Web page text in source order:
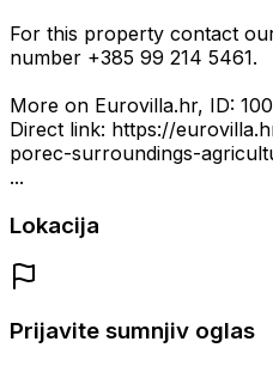
For this property contact
number +385 99 214 5461.
More on Eurovilla.hr, ID:
Direct link: https://
porec-surroundings-
...
Lokacija
Prijavite sumnjiv oglas